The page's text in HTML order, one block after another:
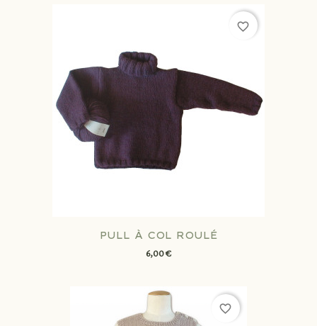
PULL À COL ROULÉ
6,00 €
favorite_border
favorite_border